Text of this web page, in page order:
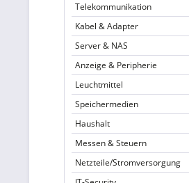
Telekommunikation
Kabel & Adapter
Server & NAS
Anzeige & Peripherie
Leuchtmittel
Speichermedien
Haushalt
Messen & Steuern
Netzteile/Stromversorgung